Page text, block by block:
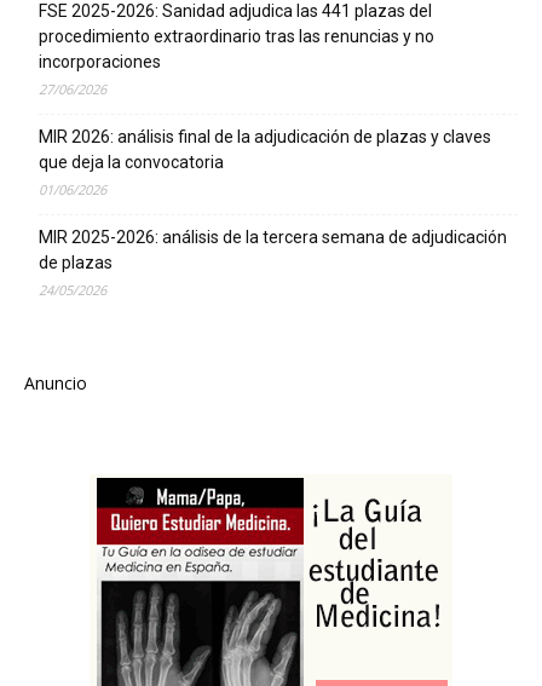
FSE 2025-2026: Sanidad adjudica las 441 plazas del
procedimiento extraordinario tras las renuncias y no
incorporaciones
27/06/2026
MIR 2026: análisis final de la adjudicación de plazas y claves
que deja la convocatoria
01/06/2026
MIR 2025-2026: análisis de la tercera semana de adjudicación
de plazas
24/05/2026
Anuncio